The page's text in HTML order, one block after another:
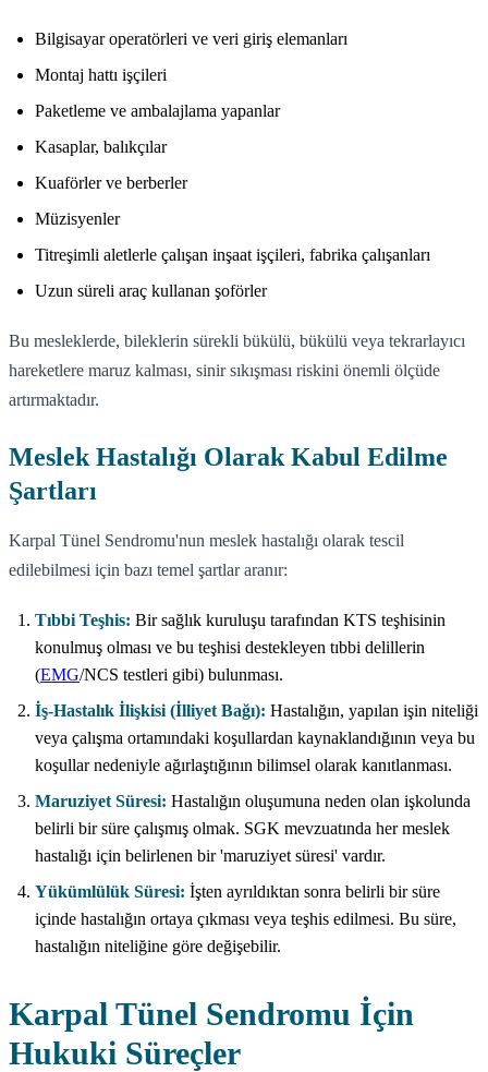
Bilgisayar operatörleri ve veri giriş elemanları
Montaj hattı işçileri
Paketleme ve ambalajlama yapanlar
Kasaplar, balıkçılar
Kuaförler ve berberler
Müzisyenler
Titreşimli aletlerle çalışan inşaat işçileri, fabrika çalışanları
Uzun süreli araç kullanan şoförler
Bu mesleklerde, bileklerin sürekli bükülü, bükülü veya tekrarlayıcı
hareketlere maruz kalması, sinir sıkışması riskini önemli ölçüde
artırmaktadır.
Meslek Hastalığı Olarak Kabul Edilme
Şartları
Karpal Tünel Sendromu'nun meslek hastalığı olarak tescil
edilebilmesi için bazı temel şartlar aranır:
Tıbbi Teşhis: Bir sağlık kuruluşu tarafından KTS teşhisinin
konulmuş olması ve bu teşhisi destekleyen tıbbi delillerin
(EMG/NCS testleri gibi) bulunması.
İş-Hastalık İlişkisi (İlliyet Bağı): Hastalığın, yapılan işin niteliği
veya çalışma ortamındaki koşullardan kaynaklandığının veya bu
koşullar nedeniyle ağırlaştığının bilimsel olarak kanıtlanması.
Maruziyet Süresi: Hastalığın oluşumuna neden olan işkolunda
belirli bir süre çalışmış olmak. SGK mevzuatında her meslek
hastalığı için belirlenen bir 'maruziyet süresi' vardır.
Yükümlülük Süresi: İşten ayrıldıktan sonra belirli bir süre
içinde hastalığın ortaya çıkması veya teşhis edilmesi. Bu süre,
hastalığın niteliğine göre değişebilir.
Karpal Tünel Sendromu İçin
Hukuki Süreçler